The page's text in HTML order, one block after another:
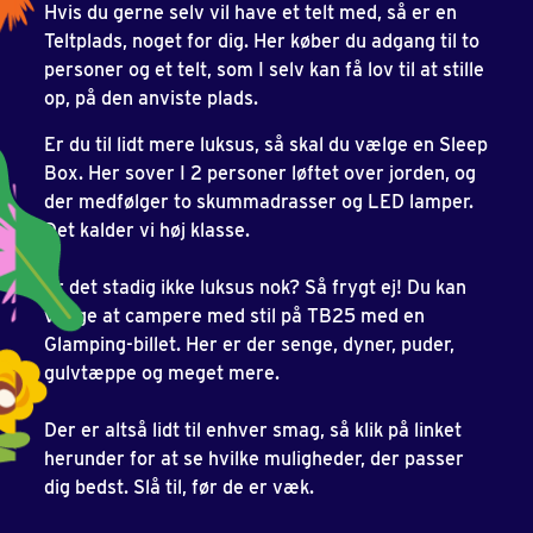
Hvis du gerne selv vil have et telt med, så er en
Teltplads, noget for dig. Her køber du adgang til to
personer og et telt, som I selv kan få lov til at stille
op, på den anviste plads.
Er du til lidt mere luksus, så skal du vælge en Sleep
Box. Her sover I 2 personer løftet over jorden, og
der medfølger to skummadrasser og LED lamper.
Det kalder vi høj klasse.
Er det stadig ikke luksus nok? Så frygt ej! Du kan
vælge at campere med stil på TB25 med en
Glamping-billet. Her er der senge, dyner, puder,
gulvtæppe og meget mere.
Der er altså lidt til enhver smag, så klik på linket
herunder for at se hvilke muligheder, der passer
dig bedst. Slå til, før de er væk.